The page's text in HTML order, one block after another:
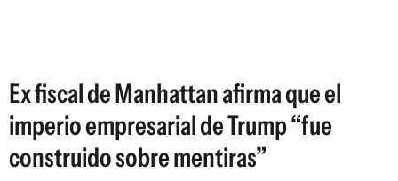
Ex fiscal de Manhattan afirma que el
imperio empresarial de Trump “fue
construido sobre mentiras”